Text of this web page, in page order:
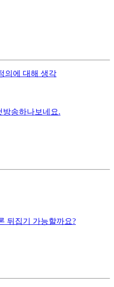
의에 대해 생각
방송하나보네요.
뒤집기 가능할까요?